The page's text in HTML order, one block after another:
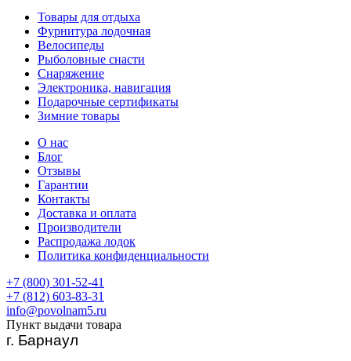
Товары для отдыха
Фурнитура лодочная
Велосипеды
Рыболовные снасти
Снаряжение
Электроника, навигация
Подарочные сертификаты
Зимние товары
О нас
Блог
Отзывы
Гарантии
Контакты
Доставка и оплата
Производители
Распродажа лодок
Политика конфиденциальности
+7 (800) 301-52-41
+7 (812) 603-83-31
info@povolnam5.ru
Пункт выдачи товара
г. Барнаул